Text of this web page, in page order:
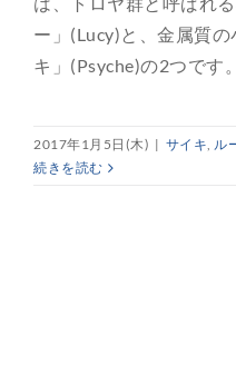
ー」(Lucy)と、金属質
キ」(Psyche)の2つです
2017年1月5日(木) | サイキ, ル
続きを読む